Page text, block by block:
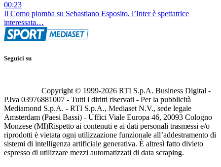
00:23
Il Como piomba su Sebastiano Esposito, l’Inter è spettatrice
interessata…
Seguici su
Copyright © 1999-2026 RTI S.p.A. Business Digital -
P.Iva 03976881007 - Tutti i diritti riservati - Per la pubblicità
Mediamond S.p.A. - RTI S.p.A., Mediaset N.V., sede legale
Amsterdam (Paesi Bassi) - Uffici Viale Europa 46, 20093 Cologno
Monzese (MI)Rispetto ai contenuti e ai dati personali trasmessi e/o
riprodotti è vietata ogni utilizzazione funzionale all’addestramento di
sistemi di intelligenza artificiale generativa. È altresì fatto divieto
espresso di utilizzare mezzi automatizzati di data scraping.